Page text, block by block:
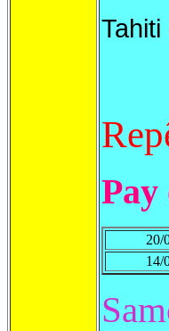
Pay
20/
14/